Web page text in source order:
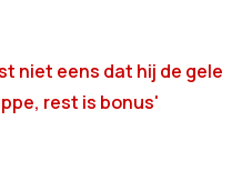
niet eens dat hij de gele
rest is bonus'